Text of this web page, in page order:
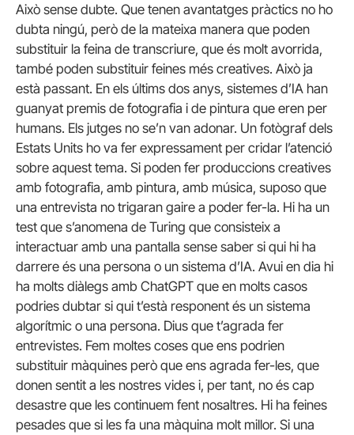
Això sense dubte. Que tenen avantatges pràctics no ho
dubta ningú, però de la mateixa manera que poden
substituir la feina de transcriure, que és molt avorrida,
també poden substituir feines més creatives. Això ja
està passant. En els últims dos anys, sistemes d’IA han
guanyat premis de fotografia i de pintura que eren per
humans. Els jutges no se’n van adonar. Un fotògraf dels
Estats Units ho va fer expressament per cridar l’atenció
sobre aquest tema. Si poden fer produccions creatives
amb fotografia, amb pintura, amb música, suposo que
una entrevista no trigaran gaire a poder fer-la. Hi ha un
test que s’anomena de Turing que consisteix a
interactuar amb una pantalla sense saber si qui hi ha
darrere és una persona o un sistema d’IA. Avui en dia hi
ha molts diàlegs amb ChatGPT que en molts casos
podries dubtar si qui t’està responent és un sistema
algorítmic o una persona. Dius que t’agrada fer
entrevistes. Fem moltes coses que ens podrien
substituir màquines però que ens agrada fer-les, que
donen sentit a les nostres vides i, per tant, no és cap
desastre que les continuem fent nosaltres. Hi ha feines
pesades que si les fa una màquina molt millor. Si una